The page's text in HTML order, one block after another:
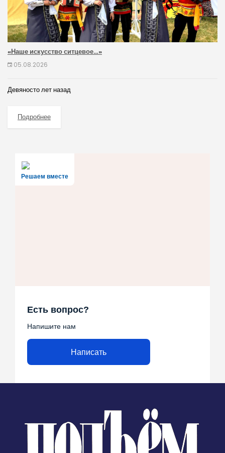
«Наше искусство ситцевое…»
05.08.2026
Девяносто лет назад
Подробнее
Решаем вместе
Есть вопрос?
Напишите нам
Написать